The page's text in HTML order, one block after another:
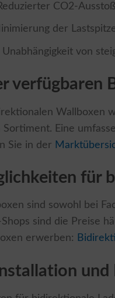
CO2-
der
Unabhängigkeit von
verfügbaren
Sortiment. Eine
Sie in der
für
sind sowohl bei
sind die Preise
erwerben: